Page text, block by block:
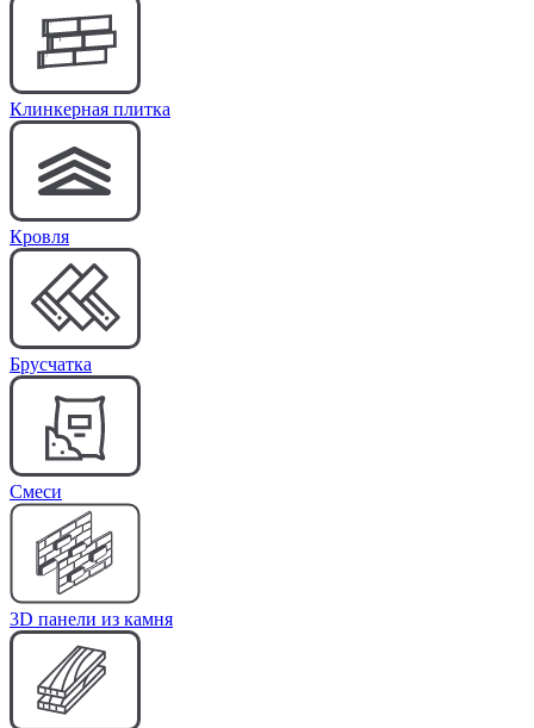
Клинкерная плитка
Кровля
Брусчатка
Cмеси
3D панели из камня